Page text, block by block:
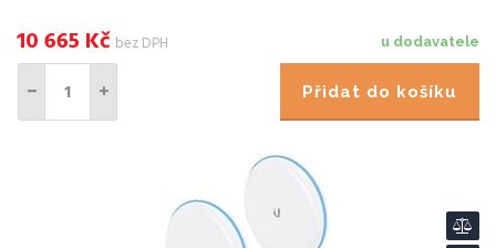
u dodavatele
10 665 Kč bez DPH
Přidat do košíku